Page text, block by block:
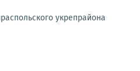
укрепрайона